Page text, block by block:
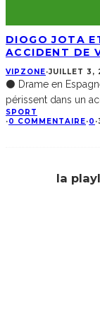
DIOGO JOTA
ACCIDENT DE
VIPZONE·JUILLET 3,
⚫ Drame en
périssent dans un
SPORT
·0 COMMENTAIRE·0 ·
la